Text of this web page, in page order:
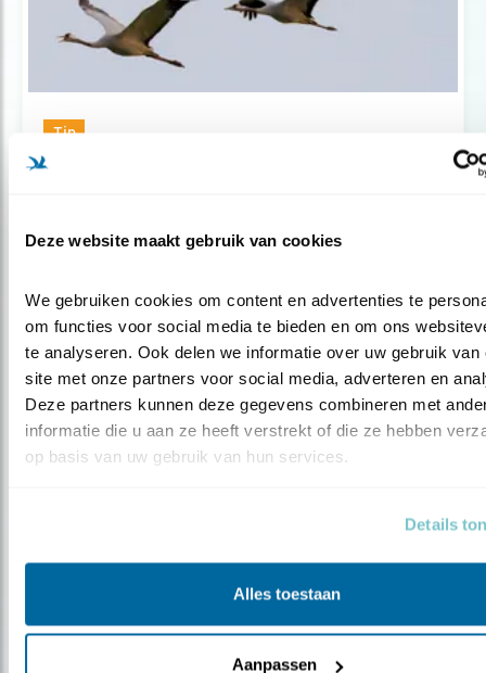
Deze website maakt gebruik van cookies
We gebruiken cookies om content en advertenties te
om functies voor social media te bieden en om ons
te analyseren. Ook delen we informatie over uw gebruik van
site met onze partners voor social media, adverteren en
Deze partners kunnen deze gegevens combineren met
informatie die u aan ze heeft verstrekt of die ze hebben
op basis van uw gebruik van hun services.
Details
Alles toestaan
Aanpassen
Tip
Boekrecensie: Veldgids vogeltrek
Groenpootruiter vs. poelruiter